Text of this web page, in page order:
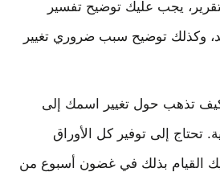
يجب عليك توضيح تفسير
وكذلك توضيح سبب ضروري تغيير
تذهب حول تغيير اسمك إلى
تحتاج إلى توفير كل الأوراق
القيام بذلك في غضون أسبوع من